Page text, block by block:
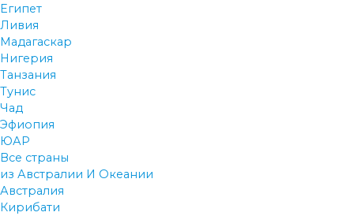
Египет
Ливия
Мадагаскар
Нигерия
Танзания
Тунис
Чад
Эфиопия
ЮАР
Все страны
из Австралии И Океании
Австралия
Кирибати